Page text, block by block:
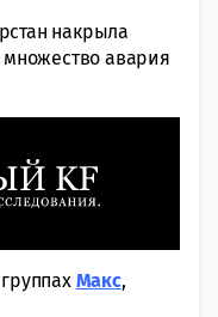
накрыла
множество авария
Макс,